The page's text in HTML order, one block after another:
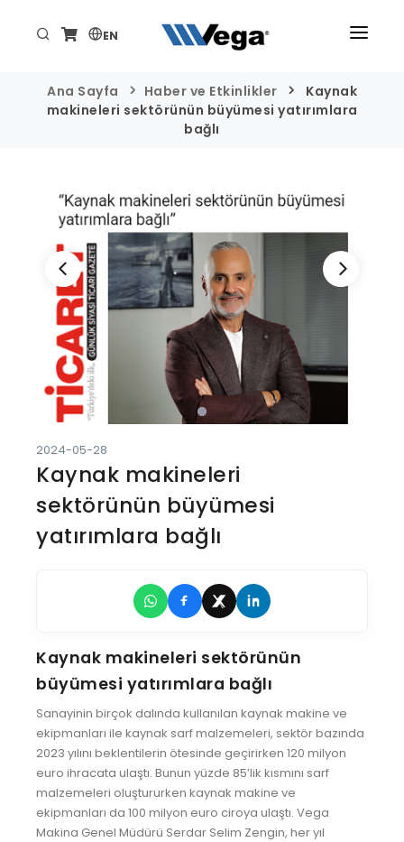
EN
ÜRÜNLER
TEKNİK/DESTEK
HABER VE ETKİNLİKLER
İLETİŞİM
Ana Sayfa Haber ve Etkinlikler
Kaynak
makineleri sektörünün büyümesi yatırımlara
bağlı
2024-05-28
Kaynak makineleri
sektörünün büyümesi
yatırımlara bağlı
Kaynak makineleri sektörünün
büyümesi yatırımlara bağlı
Sanayinin birçok dalında kullanılan kaynak makine ve
ekipmanları ile kaynak sarf malzemeleri, sektör bazında
2023 yılını beklentilerin ötesinde geçirirken 120 milyon
euro ihracata ulaştı. Bunun yüzde 85’lik kısmını sarf
malzemeleri oluştururken kaynak makine ve
ekipmanları da 100 milyon euro ciroya ulaştı. Vega
Makina Genel Müdürü Serdar Selim Zengin, her yıl